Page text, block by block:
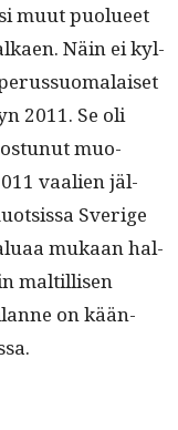
muut puolueet
Näin ei kyl­
2011. Se oli
muo­
vaalien jäl­
Sverige
mukaan hal­
maltil­lisen
on kään­